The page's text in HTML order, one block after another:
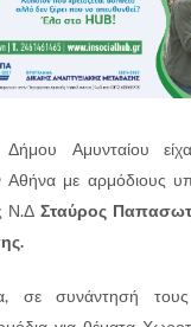
Αμυνταίου
Αθήνα με αρμόδιους
Ν.Δ Σταύρος
σε συνάντησή